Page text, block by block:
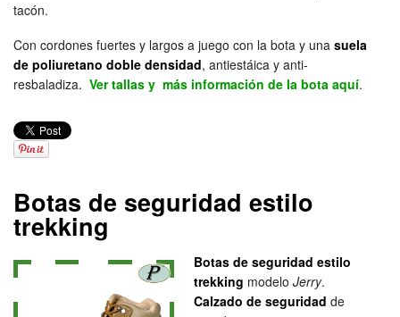
tacón.
Con cordones fuertes y largos a juego con la bota y una suela
de poliuretano doble densidad, antiestáica y anti-
resbaladiza. Ver tallas y más información de la bota aquí.
Botas de seguridad estilo
trekking
Botas de seguridad estilo
trekking modelo Jerry.
Calzado de seguridad de